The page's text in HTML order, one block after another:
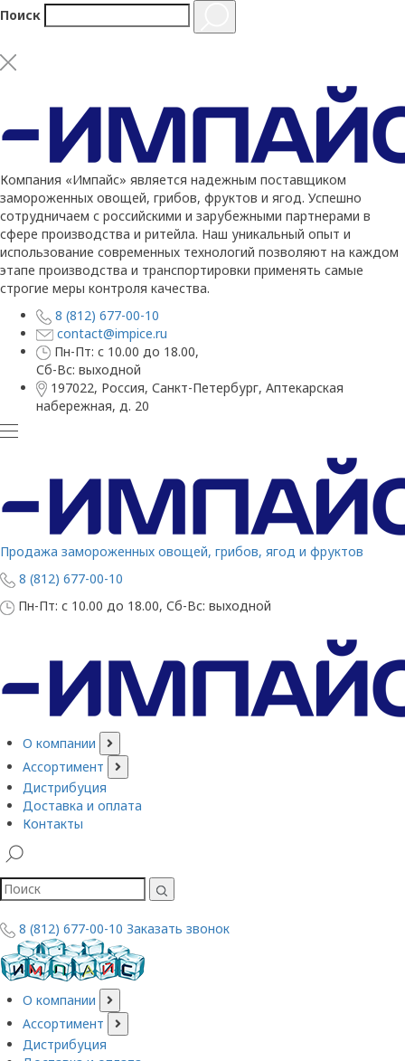
Поиск
Компания «Импайс» является надежным поставщиком
замороженных овощей, грибов, фруктов и ягод. Успешно
сотрудничаем с российскими и зарубежными партнерами в
сфере производства и ритейла. Наш уникальный опыт и
использование современных технологий позволяют на каждом
этапе производства и транспортировки применять самые
строгие меры контроля качества.
8 (812) 677-00-10
contact@impice.ru
Пн-Пт: с 10.00 до 18.00,
Сб-Вс: выходной
197022, Россия, Санкт-Петербург, Аптекарская
набережная, д. 20
Продажа замороженных овощей, грибов, ягод и фруктов
8 (812) 677-00-10
Пн-Пт: с 10.00 до 18.00, Сб-Вс: выходной
О компании
Ассортимент
Дистрибуция
Доставка и оплата
Контакты
8 (812) 677-00-10 Заказать звонок
О компании
Ассортимент
Дистрибуция